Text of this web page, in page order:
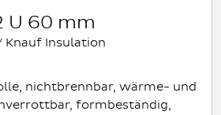
U 60 mm
Insulation
nichtbrennbar, wärme- und
formbeständig,